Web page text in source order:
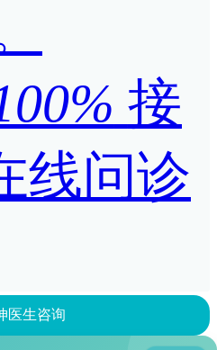
接
线问诊
医生咨询